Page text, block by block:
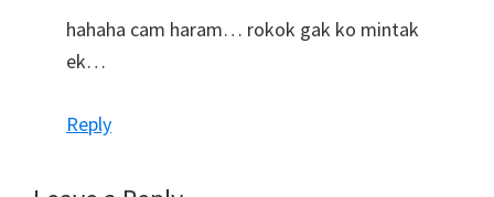
hahaha cam haram… rokok gak ko mintak
ek…
Reply